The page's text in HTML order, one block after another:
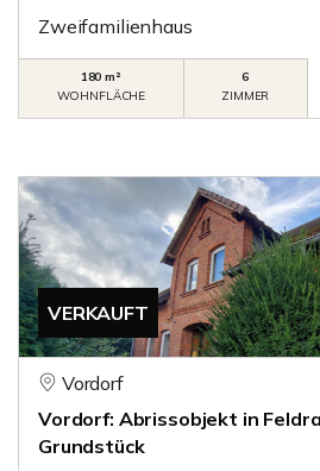
Zweifamilienhaus
180 m²
WOHNFLÄCHE
6
ZIMMER
VERKAUFT
Vordorf
Vordorf: Abrissobjekt in
Grundstück